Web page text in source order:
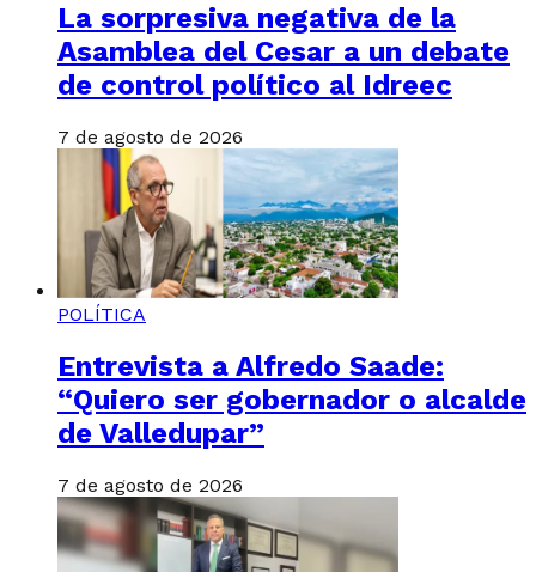
La sorpresiva negativa de la
Asamblea del Cesar a un debate
de control político al Idreec
7 de agosto de 2026
POLÍTICA
Entrevista a Alfredo Saade:
“Quiero ser gobernador o alcalde
de Valledupar”
7 de agosto de 2026